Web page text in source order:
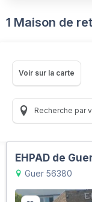
1 Maison de
Voir sur la carte
Recherche par
EHPAD de
Guer 56380